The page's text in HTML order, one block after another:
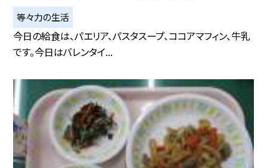
等々力の生活
今日の給食は、パエリア、パスタスープ、ココアマフィン、牛乳
です。今日はバレンタイ...